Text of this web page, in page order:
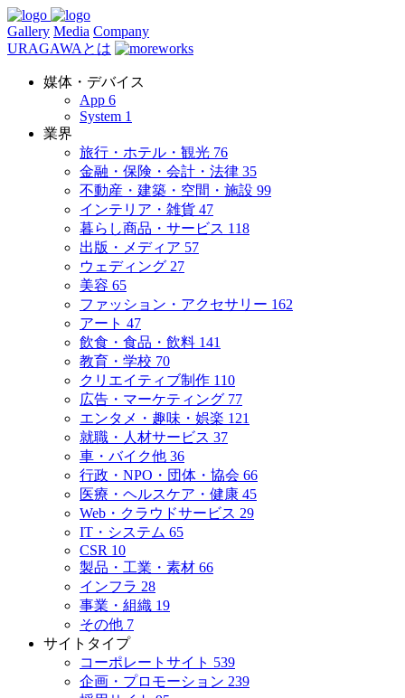
Gallery Media Company
URAGAWAとは
媒体・デバイス
App 6
System 1
業界
旅行・ホテル・観光 76
金融・保険・会計・法律 35
不動産・建築・空間・施設 99
インテリア・雑貨 47
暮らし商品・サービス 118
出版・メディア 57
ウェディング 27
美容 65
ファッション・アクセサリー 162
アート 47
飲食・食品・飲料 141
教育・学校 70
クリエイティブ制作 110
広告・マーケティング 77
エンタメ・趣味・娯楽 121
就職・人材サービス 37
車・バイク他 36
行政・NPO・団体・協会 66
医療・ヘルスケア・健康 45
Web・クラウドサービス 29
IT・システム 65
CSR 10
製品・工業・素材 66
インフラ 28
事業・組織 19
その他 7
サイトタイプ
コーポレートサイト 539
企画・プロモーション 239